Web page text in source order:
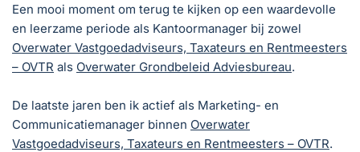
Een mooi moment om terug te kijken op een waardevolle
en leerzame periode als Kantoormanager bij zowel
Overwater Vastgoedadviseurs, Taxateurs en Rentmeesters
– OVTR als Overwater Grondbeleid Adviesbureau.
De laatste jaren ben ik actief als Marketing- en
Communicatiemanager binnen Overwater
Vastgoedadviseurs, Taxateurs en Rentmeesters – OVTR.